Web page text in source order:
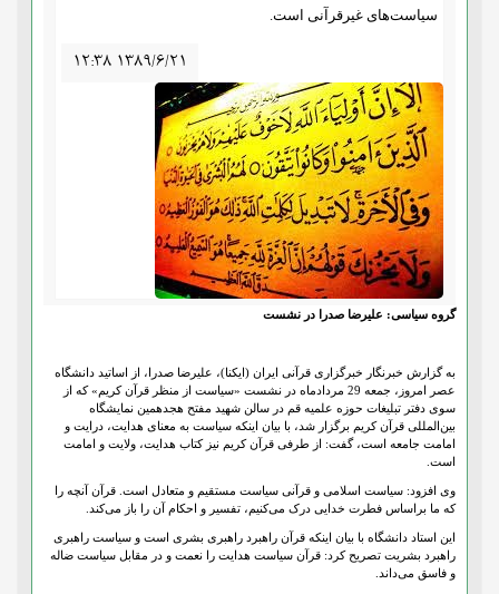
سیاست‌های غیرقرآنی است.
۱۲:۳۸ ۱۳۸۹/۶/۲۱
گروه سیاسی: علیرضا صدرا در نشست
به گزارش خبرنگار خبرگزاری قرآنی ایران (ایکنا)، علیرضا صدرا، از اساتید دانشگاه
عصر امروز، جمعه 29 مردادماه در نشست «سیاست از منظر قرآن کریم» که از
سوی دفتر تبلیغات حوزه علمیه قم در سالن شهید مفتح هجدهمین نمایشگاه
بین‌المللی قرآن کریم برگزار شد، با بیان اینکه سیاست به معنای هدایت، درایت و
امامت جامعه است، گفت: از طرفی قرآن کریم نیز کتاب هدایت، ولایت و امامت
است.
وی افزود: سیاست اسلامی و قرآنی سیاست مستقیم و متعادل است. قرآن آنچه را
که ما براساس فطرت خدایی درک می‌کنیم، تفسیر و احکام آن را باز می‌کند.
این استاد دانشگاه با بیان اینکه قرآن راهبرد راهبری بشری است و سیاست راهبری
راهبرد بشریت تصریح کرد: قرآن سیاست هدایت را نعمت و در مقابل سیاست ضاله
و فاسق می‌داند.